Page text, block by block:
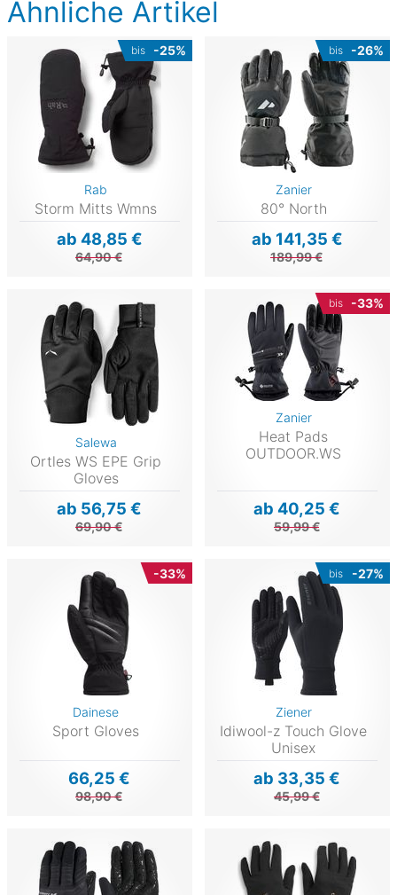
Ähnliche Artikel
bis -25%
Rab
Storm Mitts Wmns
ab 48,85 €
64,90 €
bis -26%
Zanier
80° North
ab 141,35 €
189,99 €
Salewa
Ortles WS EPE Grip
Gloves
ab 56,75 €
69,90 €
bis -33%
Zanier
Heat Pads
OUTDOOR.WS
ab 40,25 €
59,99 €
-33%
Dainese
Sport Gloves
66,25 €
98,90 €
bis -27%
Ziener
Idiwool-z Touch Glove
Unisex
ab 33,35 €
45,99 €